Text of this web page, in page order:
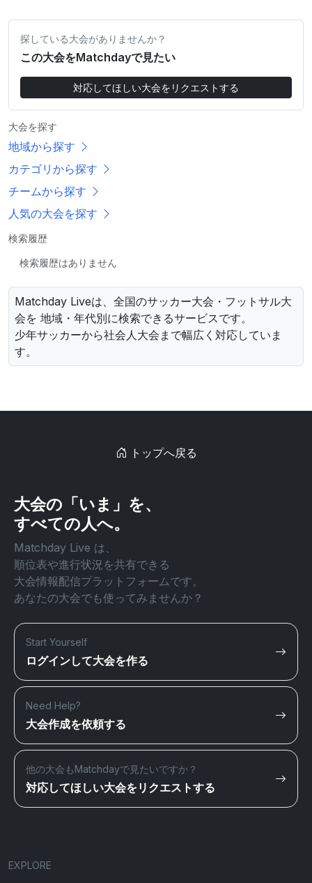
探している大会がありませんか？
この大会をMatchdayで見たい
対応してほしい大会をリクエストする
大会を探す
地域から探す
カテゴリから探す
チームから探す
人気の大会を探す
検索履歴
検索履歴はありません
Matchday Liveは、全国のサッカー大会・フットサル大
会を 地域・年代別に検索できるサービスです。
少年サッカーから社会人大会まで幅広く対応していま
す。
トップへ戻る
大会の「いま」を、
すべての人へ。
Matchday Live は、
順位表や進行状況を共有できる
大会情報配信プラットフォームです。
あなたの大会でも使ってみませんか？
Start Yourself
ログインして大会を作る
Need Help?
大会作成を依頼する
他の大会もMatchdayで見たいですか？
対応してほしい大会をリクエストする
EXPLORE